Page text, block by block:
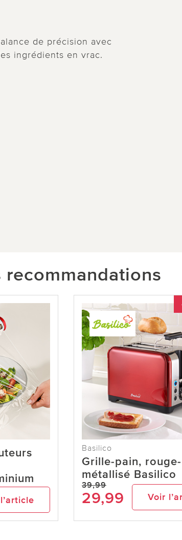
de précision avec
ingrédients en vrac.
recommandations
Basilico
Grille-pain, rouge-
métallisé Basilico
39,99
29,99 Voir